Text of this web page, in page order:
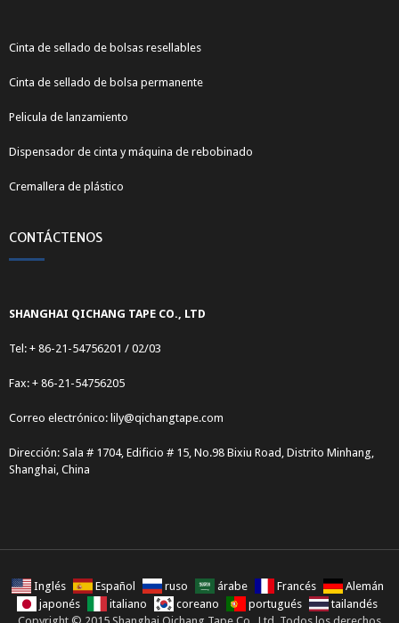
Cinta de sellado de bolsas resellables
Cinta de sellado de bolsa permanente
Pelicula de lanzamiento
Dispensador de cinta y máquina de rebobinado
Cremallera de plástico
CONTÁCTENOS
SHANGHAI QICHANG TAPE CO., LTD
Tel: + 86-21-54756201 / 02/03
Fax: + 86-21-54756205
Correo electrónico: lily@qichangtape.com
Dirección: Sala # 1704, Edificio # 15, No.98 Bixiu Road, Distrito Minhang,
Shanghai, China
Inglés Español ruso árabe Francés
Alemán
japonés
italiano coreano portugués
tailandés